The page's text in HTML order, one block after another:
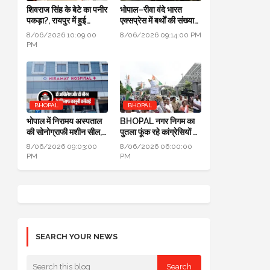
शिवराज सिंह के बेटे का पनीर
पकड़ा?, रायपुर में हुई
कार्रवाई, जांच के लिए लैब
भेजा
8/06/2026 10:09:00
PM
भोपाल–रीवा वंदे भारत
एक्सप्रेस में बर्थों की संख्या
डबल से ज्यादा हुई
8/06/2026 09:14:00 PM
BHOPAL
भोपाल में निरामय अस्पताल
की सोनोग्राफी मशीन सील,
सीएमएचओ ने की कार्यवाही
8/06/2026 09:03:00
PM
BHOPAL
BHOPAL नगर निगम का
पुतला फूंक रहे कांग्रेसियों ने
कहा: जब एरिया कमर्शियल
नहीं तो टैक्स क्यों लिया
8/06/2026 06:00:00
PM
SEARCH YOUR NEWS